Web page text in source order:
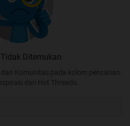
Ditemukan
Komunitas pada kolom pencarian.
dari Hot Threads.